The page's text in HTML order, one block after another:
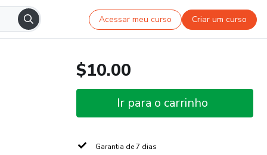
Acessar meu curso Criar um curso
$10.00
Ir para o carrinho
Garantia de 7 dias